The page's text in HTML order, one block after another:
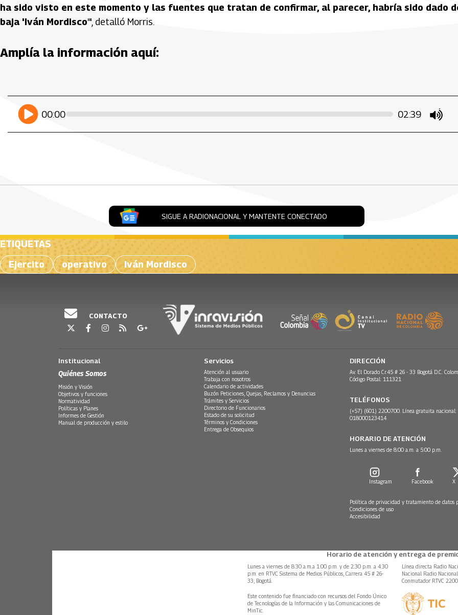
ha sido visto en este momento y las fuentes que tratan de confirmar, al parecer, habría sido dado
baja 'Iván Mordisco'", detalló Morris.
Amplía la información aquí:
Artículos Player
Player Articulos
play
mute
00:00 02:39
SIGUE A RADIONACIONAL Y MANTENTE CONECTADO
ETIQUETAS
Ejercito
operativo Iván Mordisco
CONTACTO
Institucional
Quiénes Somos
Misión y Visión
Objetivos y funciones
Normatividad
Políticas y Planes
Informes de Gestión
Manual de producción y estilo
Servicios
Atención al usuario
Trabaja con nosotros
Calendario de actividades
Buzón Peticiones, Quejas, Reclamos y Denuncias
Trámites y Servicios
Directorio de Funcionarios
Estado de su solicitud
Términos y Condiciones
Entrega de Obsequios
DIRECCIÓN
Av. El Dorado Cr.45 # 26 - 33 Bogotá D.C.
Código Postal: 111321
TELÉFONOS
(+57) (601) 2200700. Línea gratuita nacional:
018000123414
HORARIO DE ATENCIÓN
Lunes a viernes de 8:00 a.m. a 5:00 p.m.
Instagram Facebook X
Política de privacidad y tratamiento de datos
Condiciones de uso
Accesibilidad
Horario de atención y entrega de
Lunes a viernes de 8:30 a.m.a 1:00 p.m. y de 2:30 p.m. a 4:30
p.m. en RTVC Sistema de Medios Públicos, Carrera 45 # 26-
33, Bogotá.
Línea directa Radio
Nacional Radio
Conmutador RTVC
Este contenido fue financiado con recursos del Fondo Único
de Tecnologías de la Información y las Comunicaciones de
MinTic.